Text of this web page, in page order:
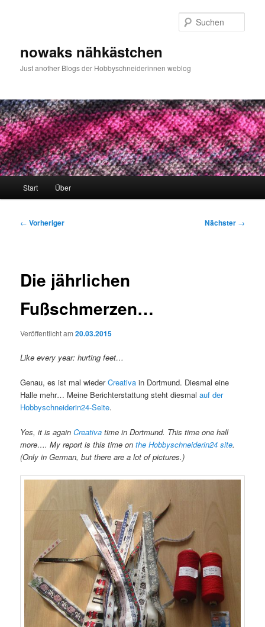
nowaks nähkästchen
Just another Blogs der Hobbyschneiderinnen weblog
Start Über
Beitragsnavigation
← Vorheriger Nächster →
Die jährlichen
Fußschmerzen…
Veröffentlicht am20.03.2015
Like every year: hurting feet…
Genau, es ist mal wiederCreativa in Dortmund. Diesmal eine
Halle mehr… Meine Berichterstattung steht diesmalauf der
Hobbyschneiderin24-Seite.
Yes, it is againCreativa time in Dortmund. This time one hall
more…. My report is this time onthe Hobbyschneiderin24 site.
(Only in German, but there are a lot of pictures.)